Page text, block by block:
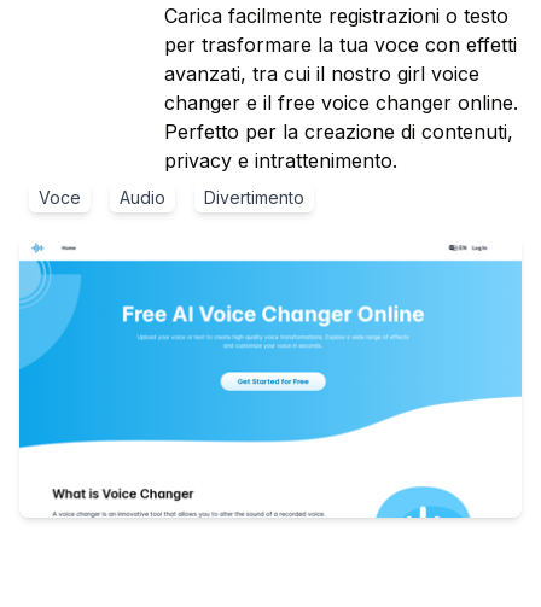
Carica facilmente registrazioni o testo
per trasformare la tua voce con effetti
avanzati, tra cui il nostro girl voice
changer e il free voice changer online.
Perfetto per la creazione di contenuti,
privacy e intrattenimento.
Voce Audio Divertimento